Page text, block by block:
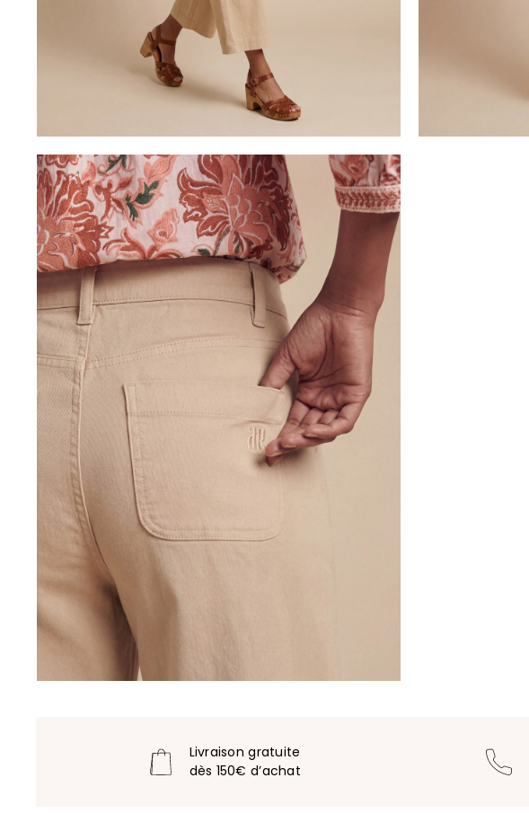
Livraison gratuite
dès 150€ d’achat